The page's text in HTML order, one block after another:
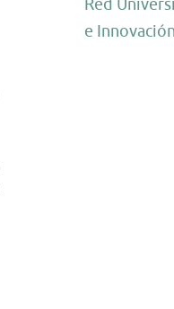
Red
e